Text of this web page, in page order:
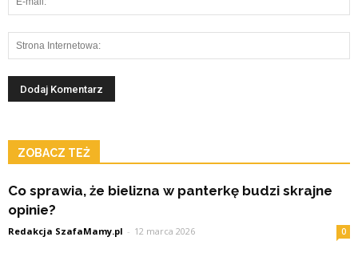
ZOBACZ TEŻ
Co sprawia, że bielizna w panterkę budzi skrajne
opinie?
Redakcja SzafaMamy.pl - 12 marca 2026 0